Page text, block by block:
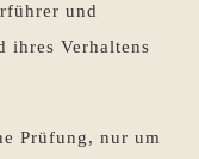
und
ihres Verhaltens
Prüfung, nur um